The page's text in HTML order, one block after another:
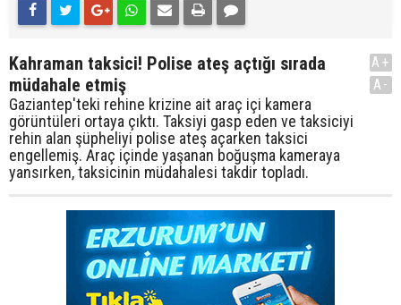
Kahraman taksici! Polise ateş açtığı sırada
müdahale etmiş
Gaziantep'teki rehine krizine ait araç içi kamera
görüntüleri ortaya çıktı. Taksiyi gasp eden ve taksiciyi
rehin alan şüpheliyi polise ateş açarken taksici
engellemiş. Araç içinde yaşanan boğuşma kameraya
yansırken, taksicinin müdahalesi takdir topladı.
A+
A-